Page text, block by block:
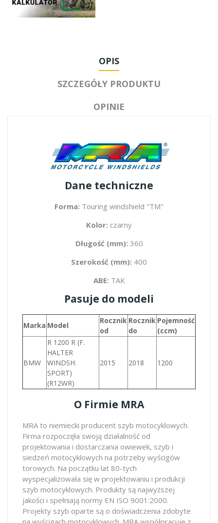
OPIS
SZCZEGÓŁY PRODUKTU
OPINIE
Dane techniczne
Forma: Touring windshield "TM"
Kolor: czarny
Długość (mm): 360
Szerokość (mm): 400
ABE: TAK
Pasuje do modeli
Marka Model
Rocznik
od
Rocznik
do
Pojemność
(ccm)
BMW
R 1200 R (F.
HALTER
WINDSH.
SPORT)
(R12WR)
2015 2018 1200
O Firmie MRA
MRA to niemiecki producent szyb motocyklowych.
Firma rozpoczęła swoją działalność od
projektowania i dostarczania owiewek, szyb i
siedzeń motocyklowych na potrzeby wyścigów
torowych. Na początku lat 80-tych
wyspecjalizowała się w projektowaniu i produkcji
szyb motocyklowych. Produkty są najwyższej
jakości i spełniają normy EN ISO 9001:2000.
Projekty szyb oparte są o doświadczenia zdobyte